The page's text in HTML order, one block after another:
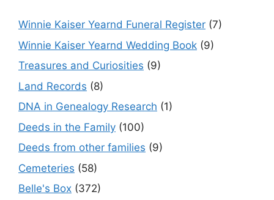
Winnie Kaiser Yearnd Funeral Register (7)
Winnie Kaiser Yearnd Wedding Book (9)
Treasures and Curiosities (9)
Land Records (8)
DNA in Genealogy Research (1)
Deeds in the Family (100)
Deeds from other families (9)
Cemeteries (58)
Belle's Box (372)